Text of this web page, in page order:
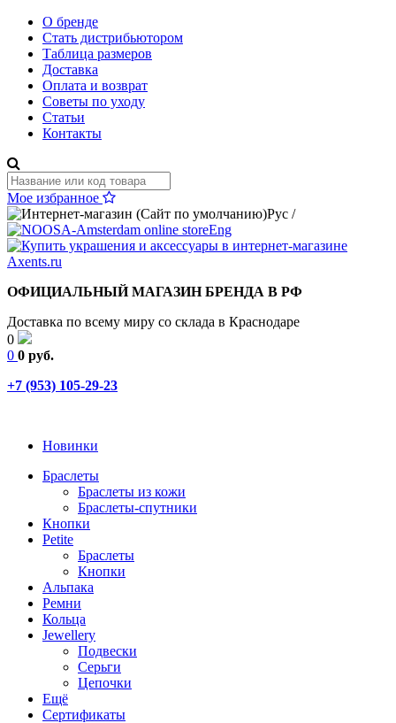
О бренде
Стать дистрибьютором
Таблица размеров
Доставка
Оплата и возврат
Советы по уходу
Статьи
Контакты
Мое избранное
Рус /
Eng
ОФИЦИАЛЬНЫЙ МАГАЗИН БРЕНДА В РФ
Доставка по всему миру со склада в Краснодаре
0
0 0 руб.
+7 (953) 105-29-23
Новинки
Браслеты
Браслеты из кожи
Браслеты-спутники
Кнопки
Petite
Браслеты
Кнопки
Альпака
Ремни
Кольца
Jewellery
Подвески
Серьги
Цепочки
Ещё
Сертификаты